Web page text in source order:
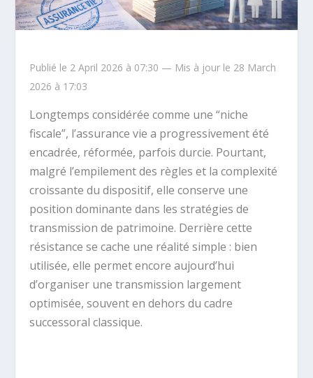
Publié le 2 April 2026 à 07:30 — Mis à jour le 28 March
2026 à 17:03
Longtemps considérée comme une “niche
fiscale”, l’assurance vie a progressivement été
encadrée, réformée, parfois durcie. Pourtant,
malgré l’empilement des règles et la complexité
croissante du dispositif, elle conserve une
position dominante dans les stratégies de
transmission de patrimoine. Derrière cette
résistance se cache une réalité simple : bien
utilisée, elle permet encore aujourd’hui
d’organiser une transmission largement
optimisée, souvent en dehors du cadre
successoral classique.